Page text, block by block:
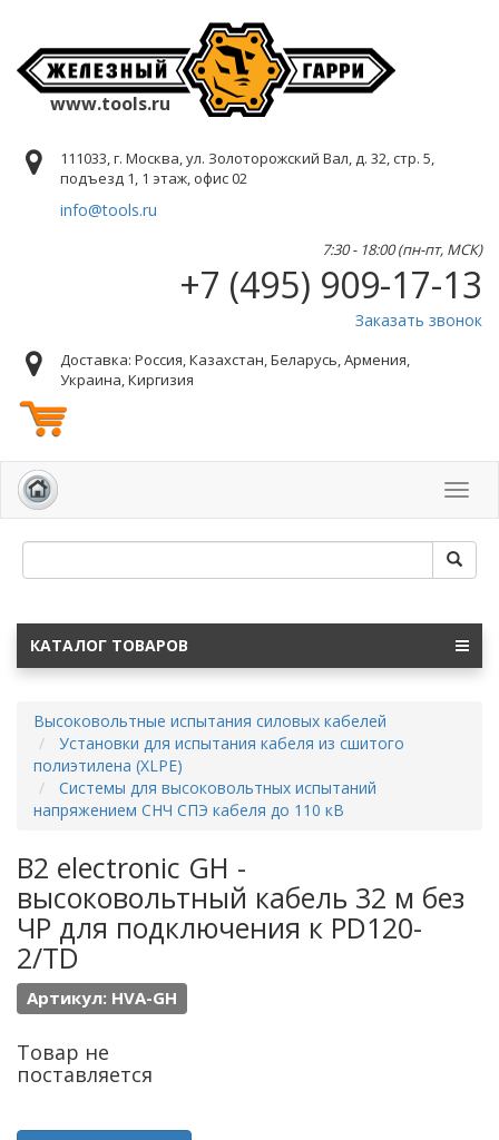
www.tools.ru
111033, г. Москва, ул. Золоторожский Вал, д. 32, стр. 5,
подъезд 1, 1 этаж, офис 02
info@tools.ru
7:30 - 18:00 (пн-пт, МСК)
+7 (495) 909-17-13
Заказать звонок
Доставка: Россия, Казахстан, Беларусь, Армения,
Украина, Киргизия
КАТАЛОГ ТОВАРОВ
Высоковольтные испытания силовых кабелей
Установки для испытания кабеля из сшитого
полиэтилена (XLPE)
Системы для высоковольтных испытаний
напряжением СНЧ СПЭ кабеля до 110 кВ
B2 electronic GH -
высоковольтный кабель 32 м без
ЧР для подключения к PD120-
2/TD
Артикул: HVA-GH
Товар не
поставляется